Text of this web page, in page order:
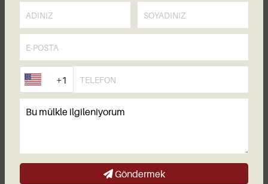
yer, burası ise şehrin Avrupa yakasındaki en büyük
Tabii ki projeleri de ziyaret edeceksiniz.
Danışmanınızla birlikte gösterim evlerine gidecek,
her projenin artı ve eksilerini detaylıca
inceleyeceksiniz. Bazıları plan aşamasında, bazıları
ne anlama geldiğini açıklayacak. Çokça soru
sormaktan çekinmeyin ve notlarınızı almayı
+1
Göndermek